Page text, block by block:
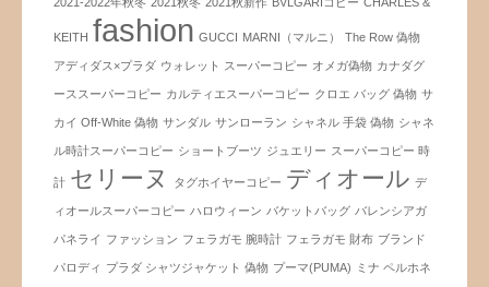
KEITH fashion GUCCI MARNI（マルニ） The Row 偽物
アディダス×プラダ ウォレット スーパーコピー オメガ偽物 カナダグ
ーススーパーコピー カルティエスーパーコピー クロエ バッグ 偽物 サ
カイ Off-White 偽物 サンダル サンローラン シャネル 手袋 偽物 シャネ
ル時計スーパーコピー ショートブーツ ジュエリー スーパーコピー 時
計 セリーヌ タグホイヤーコピー ディオール デ
ィオールスーパーコピー ハロウィーン バケットバッグ バレンシアガ
パネライ ファッション フェラガモ 腕時計 フェラガモ 財布 ブランド
パロディ プラダ シャツジャケット 偽物 プーマ(PUMA) ミナ ペルホネ